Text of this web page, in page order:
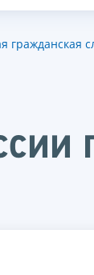
гражданская